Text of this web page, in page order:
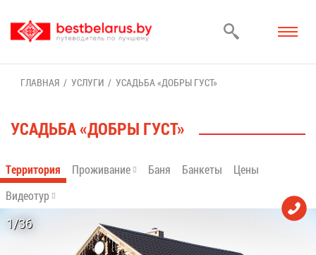
ГЛАВ­НАЯ УСЛУ­ГИ УСАДЬ­БА «ДОБ­РЫ ГУСТ»
УСАДЬ­БА «ДОБ­РЫ ГУСТ»
Тер­ри­то­рия Про­жи­ва­ние Ба­ня Бан­ке­ты
Це­ны
Ви­део­тур
1/36